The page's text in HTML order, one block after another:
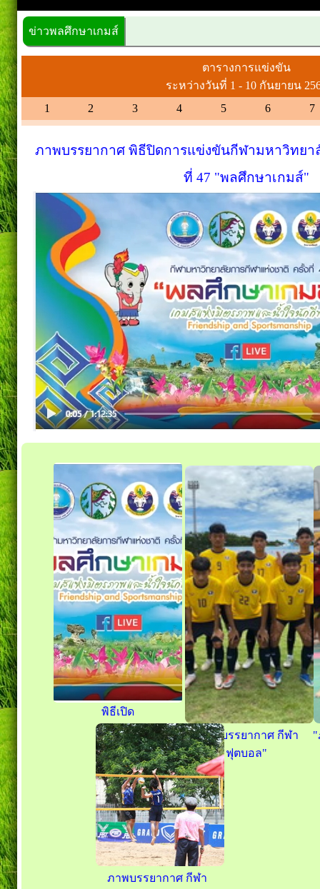
ข่าวพลศึกษาเกมส์
ตารางการแข่งขัน
ระหว่างวันที่ 1 - 10 กันยายน
1
2 3 4 5 6 7
ภาพบรรยากาศ พิธีปิดการแข่งขันกีฬามหาวิทยา
ที่ 47 "พลศึกษาเกมส์"
พิธีเปิด
"ภาพบรรยากาศ กีฬา
ฟุตบอล"
"
ภาพบรรยากาศ กีฬา